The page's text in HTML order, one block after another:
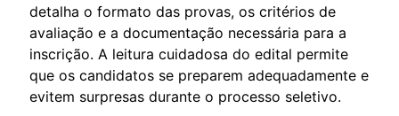
detalha o formato das provas, os critérios de
avaliação e a documentação necessária para a
inscrição. A leitura cuidadosa do edital permite
que os candidatos se preparem adequadamente e
evitem surpresas durante o processo seletivo.